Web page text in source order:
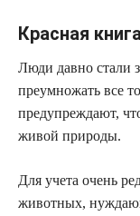
Красная
Люди давно стали
преумножать все
предупреждают,
живой природы.
Для учета очень
животных,